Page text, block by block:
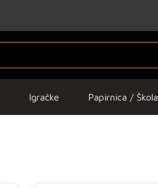
Igračke Papirnica / Škola